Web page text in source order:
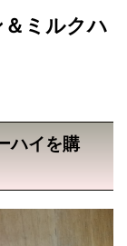
ミルクハ
ハイを購